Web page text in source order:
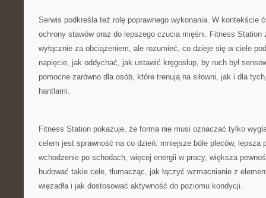
Serwis podkreśla też rolę poprawnego wykonania. W kontekście
ochrony stawów oraz do lepszego czucia mięśni. Fitness Station
wyłącznie za obciążeniem, ale rozumieć, co dzieje się w ciele
napięcie, jak oddychać, jak ustawić kręgosłup, by ruch był
pomocne zarówno dla osób, które trenują na siłowni, jak i dla
hantlami.
Fitness Station pokazuje, że forma nie musi oznaczać tylko
celem jest sprawność na co dzień: mniejsze bóle pleców, lepsza
wchodzenie po schodach, więcej energii w pracy, większa
budować takie cele, tłumacząc, jak łączyć wzmacnianie z
więzadła i jak dostosować aktywność do poziomu kondycji.